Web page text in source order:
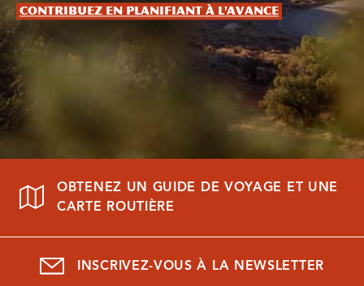
Contribuez en planifiant à l'avance
OBTENEZ UN GUIDE DE VOYAGE ET UNE
CARTE ROUTIÈRE
INSCRIVEZ-VOUS À LA NEWSLETTER